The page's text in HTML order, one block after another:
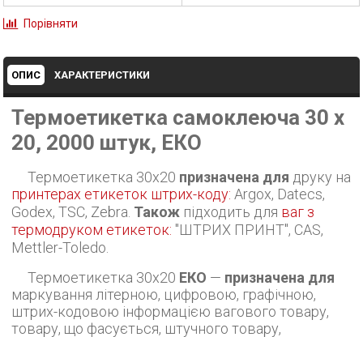
Порівняти
ОПИС ХАРАКТЕРИСТИКИ
Термоетикетка самоклеюча 30 х
20, 2000 штук, ЕКО
Термоетикетка 30х20 призначена для друку на
принтерах етикеток штрих-коду: Argox, Datecs,
Godex, TSC, Zebra. Також підходить для ваг з
термодруком етикеток: "ШТРИХ ПРИНТ", CAS,
Mettler-Toledo.
Термоетикетка 30х20 ЕКО — призначена для
маркування літерною, цифровою, графічною,
штрих-кодовою інформацією вагового товару,
товару, що фасується, штучного товару,